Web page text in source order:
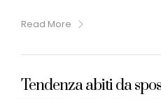
Read More
Tendenza abiti da